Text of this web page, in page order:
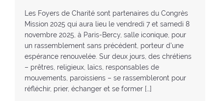
Les Foyers de Charité sont partenaires du Congrès
Mission 2025 qui aura lieu le vendredi 7 et samedi 8
novembre 2025, à Paris-Bercy, salle iconique, pour
un rassemblement sans précédent, porteur d’une
espérance renouvelée. Sur deux jours, des chrétiens
– prêtres, religieux, laïcs, responsables de
mouvements, paroissiens – se rassembleront pour
réfléchir, prier, échanger et se former […]